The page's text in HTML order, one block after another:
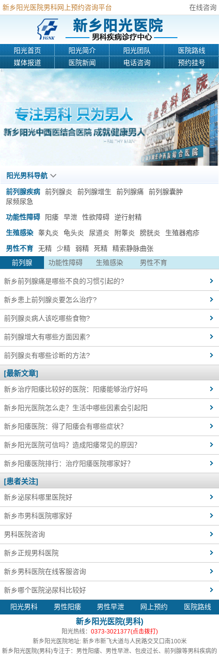
在线咨询
新乡阳光医院男科网上预约咨询平台
阳光首页 阳光简介 阳光团队
医院路线
媒体报道
医院新闻 电话咨询 预约挂号
阳光男科导航
前列腺疾病 前列腺炎 前列腺增生 前列腺痛
前列腺囊肿
尿频尿急
功能性障碍
阳痿 早泄 性欲障碍
逆行射精
生殖感染
睾丸炎 龟头炎 尿道炎 附睾炎 膀胱炎
生殖器疱疹
男性不育
无精 少精 弱精 死精
精索静脉曲张
前列腺
功能性障碍 生殖感染 男性不育
新乡前列腺痛是哪些不良的习惯引起的?
新乡患上前列腺炎要怎么治疗?
前列腺炎病人该吃哪些食物?
前列腺增大有哪些方面因素?
前列腺炎有哪些诊断的方法?
[最新文章]
新乡治疗阳痿比较好的医院：阳痿能够治疗好吗
新乡阳光医院怎么走？生活中哪些因素会引起阳
新乡阳痿医院：得了阳痿会有哪些症状？
新乡阳光医院可信吗？造成阳痿常见的原因？
新乡阳痿医院排行：治疗阳痿医院哪家好？
[患者关注]
新乡泌尿科哪里医院好
新乡市男科医院哪家好
男科医院咨询
新乡正规男科医院
新乡男科医院在线客服咨询
新乡哪个医院泌尿科比较好
阳光男科 男性阳痿 男性早泄 网上预约 医院路线
新乡阳光医院(男科)
阳光热线： 0373-3021377(点击拨打)
新乡阳光医院地址: 新乡市新飞大道与人民路交叉口南100米
新乡阳光医院(男科)专注于：男性阳痿、男性早泄、包皮过长、前列腺等男科疾病的